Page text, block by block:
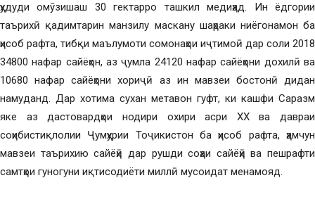
ҳудуди омӯзишаш 30 гектарро ташкил медиҳад. Ин ёдгории
таърихӣ қадимтарин манзилу маскану шаҳраки ниёгонамон ба
ҳисоб рафта, тибқи маълумоти сомонаҳои иҷтимоӣ дар соли 2018
34800 нафар сайёҳон, аз ҷумла 24120 нафар сайёҳони дохилӣ ва
10680 нафар сайёҳони хориҷӣ аз ин мавзеи бостонӣ дидан
намуданд. Дар хотима сухан метавон гуфт, ки кашфи Саразм
яке аз дастовардҳои нодири охири асри XX ва давраи
соҳибистиқлолии Ҷумҳурии Тоҷикистон ба ҳисоб рафта, ҳамчун
мавзеи таърихию сайёҳӣ дар рушди соҳаи сайёҳӣ ва пешрафти
самтҳои гуногуни иқтисодиёти миллӣ мусоидат менамояд.